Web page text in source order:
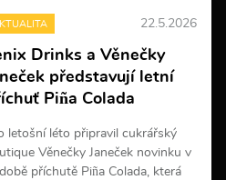
c
22.5.2026
Drinks a Věnečky
představují letní
Piña Colada
letošní léto připravil cukrářský
Věnečky Janeček novinku v
příchutě Piña Colada, která